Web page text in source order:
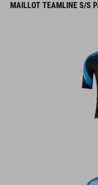
MAILLOT TEAMLINE S/S